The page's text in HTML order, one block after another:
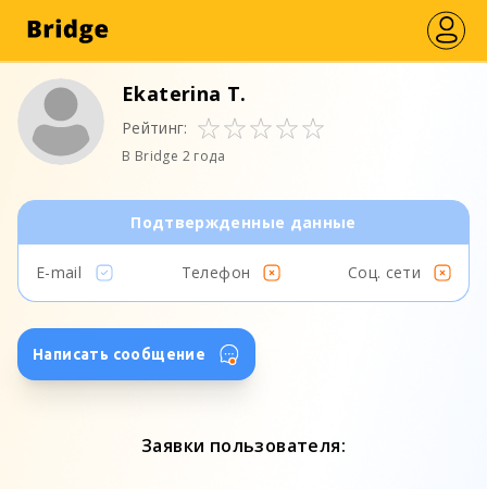
Ekaterina T.
Рейтинг:
В Bridge 2 года
Подтвержденные данные
E-mail Телефон Соц. сети
Написать сообщение
Заявки пользователя: